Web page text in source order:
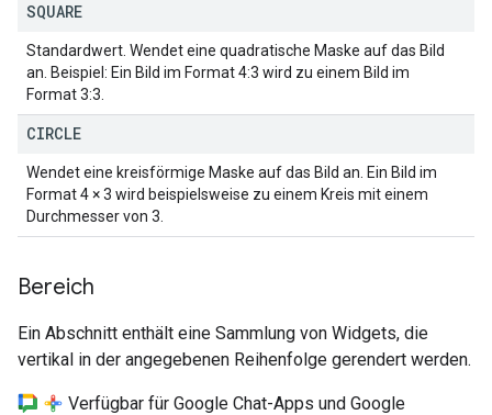
SQUARE
Standardwert. Wendet eine quadratische Maske auf das Bild
an. Beispiel: Ein Bild im Format 4:3 wird zu einem Bild im
Format 3:3.
CIRCLE
Wendet eine kreisförmige Maske auf das Bild an. Ein Bild im
Format 4 × 3 wird beispielsweise zu einem Kreis mit einem
Durchmesser von 3.
Bereich
Ein Abschnitt enthält eine Sammlung von Widgets, die
vertikal in der angegebenen Reihenfolge gerendert werden.
Verfügbar für Google Chat-Apps und Google